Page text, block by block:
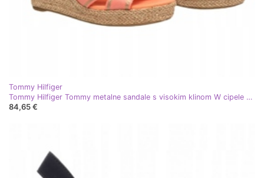
Tommy Hilfiger
Tommy Hilfiger Tommy metalne sandale s visokim klinom W cipele FW0FW04753 narančasta
84,65 €